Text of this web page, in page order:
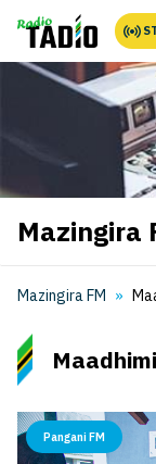
Mazingira
Mazingira FM
Pangani FM